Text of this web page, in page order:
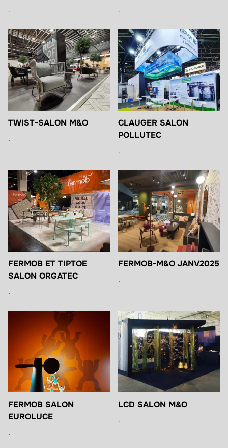
. .
TWIST-SALON M&O
.
CLAUGER SALON
POLLUTEC
.
FERMOB ET TIPTOE
SALON ORGATEC
.
FERMOB-M&O JANV2025
.
FERMOB SALON
EUROLUCE
.
LCD SALON M&O
.